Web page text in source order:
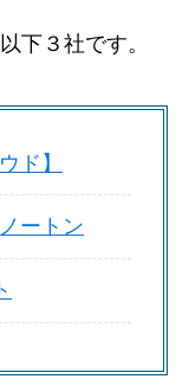
下３社です。
ド】
ートン